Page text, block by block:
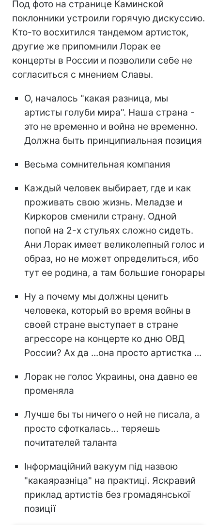
Под фото на странице Каминской
поклонники устроили горячую дискуссию.
Кто-то восхитился тандемом артисток,
другие же припомнили Лорак ее
концерты в России и позволили себе не
согласиться с мнением Славы.
О, началось "какая разница, мы
артисты голуби мира". Наша страна -
это не временно и война не временно.
Должна быть принципиальная позиция
Весьма сомнительная компания
Каждый человек выбирает, где и как
проживать свою жизнь. Меладзе и
Киркоров сменили страну. Одной
попой на 2-х стульях сложно сидеть.
Ани Лорак имеет великолепный голос и
образ, но не может определиться, ибо
тут ее родина, а там большие гонорары
Ну а почему мы должны ценить
человека, который во время войны в
своей стране выступает в стране
агрессоре на концерте ко дню ОВД
России? Ах да ...она просто артистка ...
Лорак не голос Украины, она давно ее
променяла
Лучше бы ты ничего о ней не писала, а
просто сфоткалась… теряешь
почитателей таланта
Інформаційний вакуум під назвою
"какаяразніца" на практиці. Яскравий
приклад артистів без громадянської
позиції